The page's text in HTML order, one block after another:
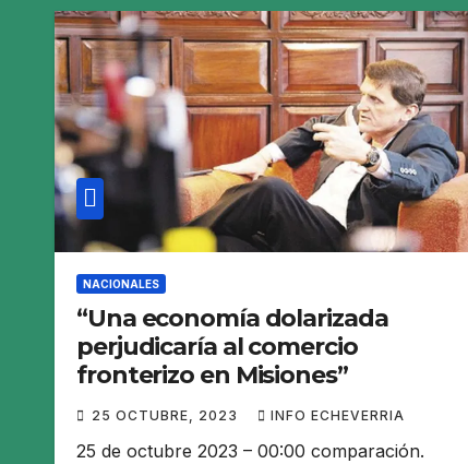
NACIONALES
“Una economía dolarizada
perjudicaría al comercio
fronterizo en Misiones”
25 OCTUBRE, 2023 INFO ECHEVERRIA
25 de octubre 2023 – 00:00 comparación.